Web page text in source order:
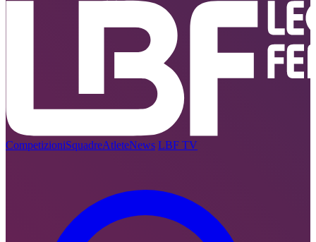
CompetizioniSquadreAtleteNews LBF TV